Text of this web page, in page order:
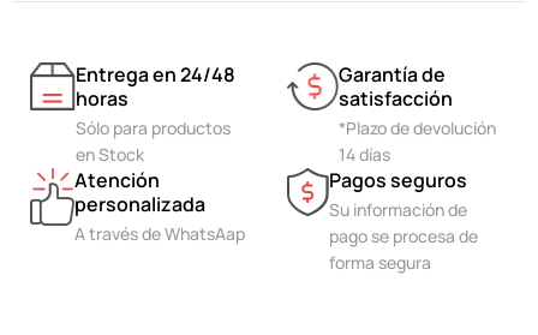
Entrega en 24/48
horas
Sólo para productos
en Stock
Garantía de
satisfacción
*Plazo de devolución
14 días
Atención
personalizada
A través de WhatsAap
Pagos seguros
Su información de
pago se procesa de
forma segura